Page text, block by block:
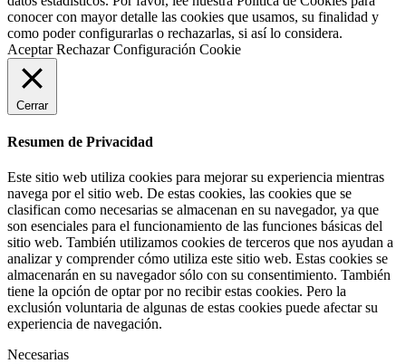
conocer con mayor detalle las cookies que usamos, su finalidad y
como poder configurarlas o rechazarlas, si así lo considera.
Aceptar Rechazar Configuración Cookie
Cerrar
Resumen de Privacidad
Este sitio web utiliza cookies para mejorar su experiencia mientras
navega por el sitio web. De estas cookies, las cookies que se
clasifican como necesarias se almacenan en su navegador, ya que
son esenciales para el funcionamiento de las funciones básicas del
sitio web. También utilizamos cookies de terceros que nos ayudan a
analizar y comprender cómo utiliza este sitio web. Estas cookies se
almacenarán en su navegador sólo con su consentimiento. También
tiene la opción de optar por no recibir estas cookies. Pero la
exclusión voluntaria de algunas de estas cookies puede afectar su
experiencia de navegación.
Necesarias